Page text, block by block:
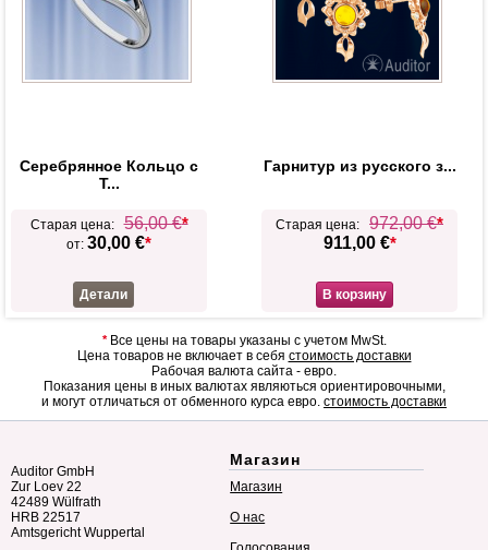
Серебрянное Кольцо с
Т...
Старая цена:56,00 €*
от: 30,00 €*
Детали
Гарнитур из русского з...
Старая цена: 972,00 €*
911,00 €*
В корзину
*Все цены на товары указаны с учетом MwSt.
Цена товаров не включает в себя стоимость доставки
Рабочая валюта сайта - евро.
Показания цены в иных валютах являються ориентировочными,
и могут отличаться от обменного курса евро. стоимость доставки
Auditor GmbH
Zur Loev 22
42489 Wülfrath
HRB 22517
Amtsgericht Wuppertal
Магазин
Магазин
О нас